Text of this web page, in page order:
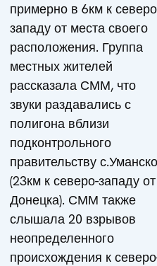
примерно в 6км к
западу от места своего
расположения. Группа
местных жителей
рассказала СММ, что
звуки раздавались с
полигона вблизи
подконтрольного
правительству
(23км к северо-западу от
Донецка). СММ также
слышала 20 взрывов
неопределенного
происхождения к